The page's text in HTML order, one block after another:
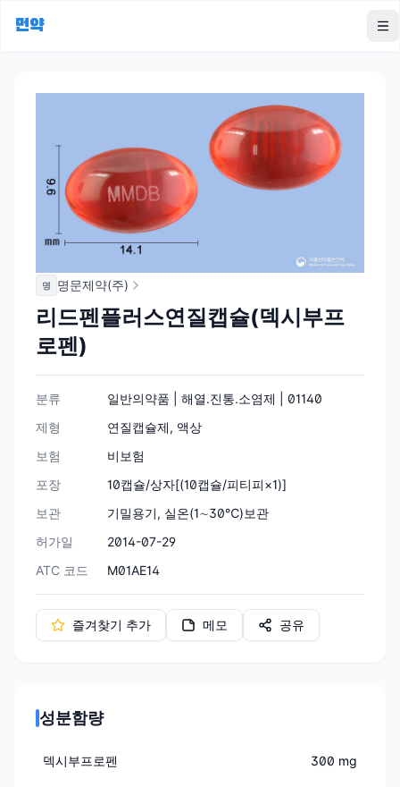
먼약
명 명문제약(주)
리드펜플러스연질캡슐(덱시부프
로펜)
분류
일반의약품 | 해열.진통.소염제 | 01140
제형
연질캡슐제, 액상
보험
비보험
포장
10캡슐/상자[(10캡슐/피티피×1)]
보관
기밀용기, 실온(1∼30℃)보관
허가일
2014-07-29
ATC 코드
M01AE14
즐겨찾기 추가 메모 공유
성분함량
덱시부프로펜 300 mg